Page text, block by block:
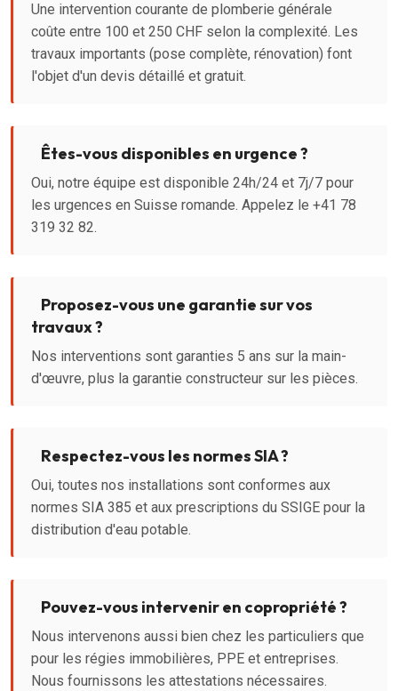
Une intervention courante de plomberie générale
coûte entre 100 et 250 CHF selon la complexité. Les
travaux importants (pose complète, rénovation) font
l'objet d'un devis détaillé et gratuit.
Êtes-vous disponibles en urgence ?
Oui, notre équipe est disponible 24h/24 et 7j/7 pour
les urgences en Suisse romande. Appelez le +41 78
319 32 82.
Proposez-vous une garantie sur vos
travaux ?
Nos interventions sont garanties 5 ans sur la main-
d'œuvre, plus la garantie constructeur sur les pièces.
Respectez-vous les normes SIA ?
Oui, toutes nos installations sont conformes aux
normes SIA 385 et aux prescriptions du SSIGE pour la
distribution d'eau potable.
Pouvez-vous intervenir en copropriété ?
Nous intervenons aussi bien chez les particuliers que
pour les régies immobilières, PPE et entreprises.
Nous fournissons les attestations nécessaires.